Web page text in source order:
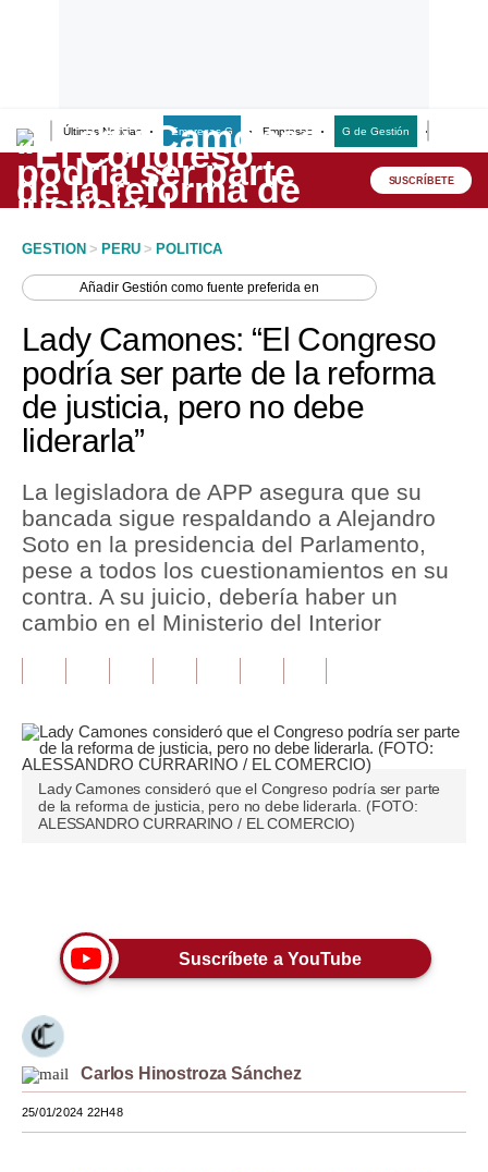
Últimas Noticias Empresas G Empresas G de Gestión
Lo último
Peru Quiosco
Economía
Mercados
Perú
Política
Tu Dinero
Finanzas Personales
Inmobiliarias
Plus G
Editorial
Pregunta de hoy
Blogs
Viajes
Estilos
Mundo
EEUU
SUSCRÍBETE
GESTION > PERU > POLITICA
AñadirGestión como fuente preferida en
Lady Camones: “El Congreso
podría ser parte de la reforma
de justicia, pero no debe
liderarla”
La legisladora de APP asegura que su
bancada sigue respaldando a Alejandro
Soto en la presidencia del Parlamento,
pese a todos los cuestionamientos en su
contra. A su juicio, debería haber un
cambio en el Ministerio del Interior
Lady Camones consideró que el Congreso podría ser parte
de la reforma de justicia, pero no debe liderarla. (FOTO:
ALESSANDRO CURRARINO / EL COMERCIO)
Suscríbete a YouTube
Carlos Hinostroza Sánchez
25/01/2024 22H48